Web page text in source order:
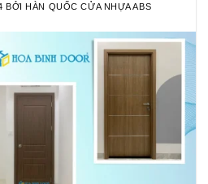
BỞIHÀN QUỐC CỬA NHỰA ABS